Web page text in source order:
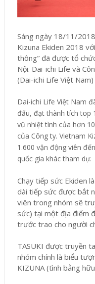
Sáng ngày 18/11/
Kizuna Ekiden 2018
thông” đã được tổ
Nội. Dai-ichi Life và
(Dai-ichi Life Việt
Dai-ichi Life Việt Nam
đấu, đạt thành tích top
vũ nhiệt tình của hơn
của Công ty. Vietnam
1.600 vận động viên
quốc gia khác tham dự.
Chạy tiếp sức Ekiden
dài tiếp sức được bắt
viên trong nhóm sẽ
sức) tại một địa điểm
trước trao cho người
TASUKI được truyền
nhóm chính là biểu
KIZUNA (tình bằng